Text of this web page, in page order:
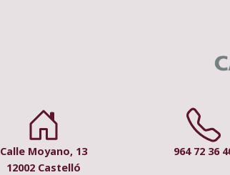
Calle Moyano, 13
12002 Castelló
964 72 36